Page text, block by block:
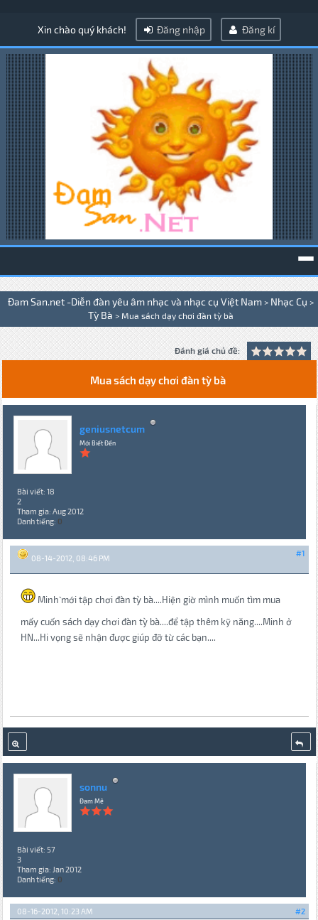
Xin chào quý khách! Đăng nhập Đăng kí
Đam San.net -Diễn đàn yêu âm nhạc và nhạc cụ Việt Nam > Nhạc Cụ >
Tỳ Bà > Mua sách dạy chơi đàn tỳ bà
Đánh giá chủ đề:
Mua sách dạy chơi đàn tỳ bà
geniusnetcum
Mới Biết Đến
Bài viết: 18
2
Tham gia: Aug 2012
Danh tiếng: 0
#1
08-14-2012, 08:46 PM
Minh` mới tập chơi đàn tỳ bà....Hiện giờ mình muốn tìm mua
mấy cuốn sách dạy chơi đàn tỳ bà....để tập thêm kỹ năng....Minh ở
HN...Hi vọng sẽ nhận được giúp đỡ từ các bạn....
sonnu
Đam Mê
Bài viết: 57
3
Tham gia: Jan 2012
Danh tiếng: 0
#2
08-16-2012, 10:23 AM